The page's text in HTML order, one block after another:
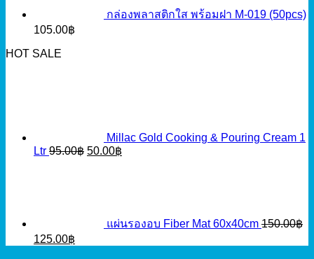
กล่องพลาสติกใส พร้อมฝา M-019 (50pcs)
105.00฿
HOT SALE
Millac Gold Cooking & Pouring Cream 1
Ltr 95.00฿ Original
50.00฿
แผ่นรองอบ Fiber Mat 60x40cm 150.00฿
Original
125.00฿